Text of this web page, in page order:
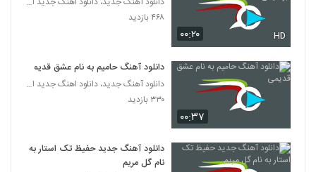
5360
میلاد فلاح آهنگ خودتی فرشته
۲۵۲ بازدید
آهنگ کامران مولایی بنام آغوش ویرونه
5362
۲۴۳ بازدید
۰۰:۲۰ HD
۴۶۸ بازدید
۰۰:۳۷
دانلود آهنگ حامیم به نام عشق قدیمی
دانلود آهنگ جدید، دانلود اهنگ جدید ایرانی
۳۳۰ بازدید
دانلود آهنگ جدید حفیظ تک استار به
نام گل مریم